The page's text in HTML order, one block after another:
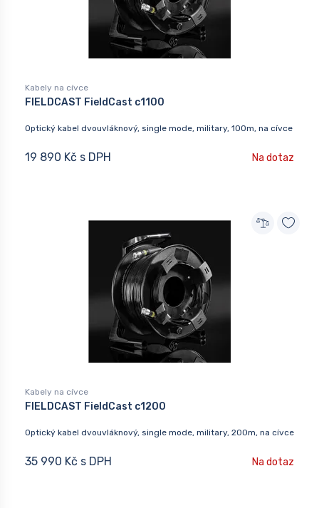
Kabely na cívce
FIELDCAST FieldCast c1100
Optický kabel dvouvláknový, single mode, military, 100m, na cívce
19 890 Kč s DPH Na dotaz
Kabely na cívce
FIELDCAST FieldCast c1200
Optický kabel dvouvláknový, single mode, military, 200m, na cívce
35 990 Kč s DPH Na dotaz